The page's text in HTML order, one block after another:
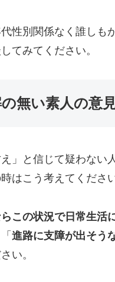
性別関係なく誰しも
てみてください。
無い素人の意
え」と信じて疑わな
はこう考えてください
この状況で日常生活
進路に支障が出そう
い。